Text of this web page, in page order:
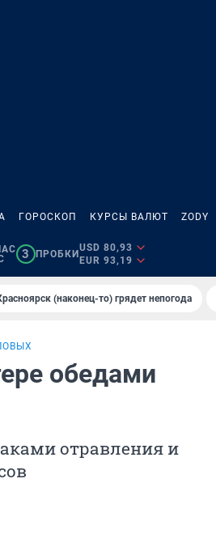
ГОРОСКОП КУРСЫ ВАЛЮТ ZODY
3 ПРОБКИ
USD 80,93
EUR 93,19
(нaконец-то) грядет непогодa
обедами
отравления и